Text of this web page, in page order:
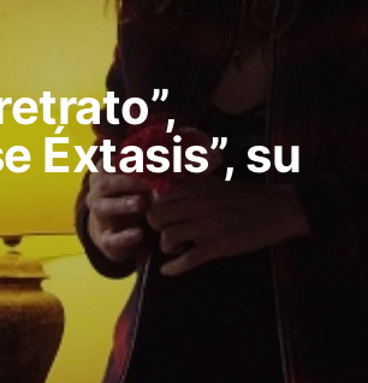
Éxtasis”, su